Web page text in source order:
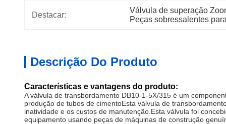
Destacar:
Válvula de superação
Peças sobressalentes
Descrição Do Produto
Características e vantagens do produto:
A válvula de transbordamento DB10-1-5X/315 é um
produção de tubos de cimentoEsta válvula de
inatividade e os custos de manutenção.Esta válvula foi
equipamento usando peças de máquinas de construção